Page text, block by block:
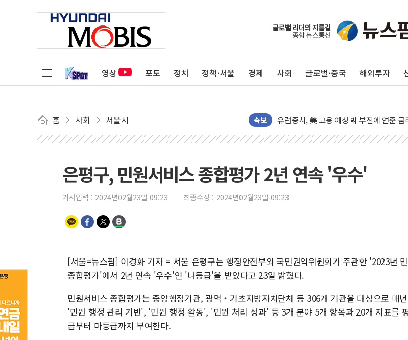
영상 포토 정치 정책·서울 경제 사회 글로벌·중국 해외투자
홈 사회 서울시 속보
뉴욕증시, 고용 쇼크에 금리 인상 우려 후
트럼프, 쿡 연준 이사 해임 재추진…"26
미 연준 매파 기세 꺾이나…고용 감소에 9
[종합] 이슬람 수니파 3국, '공동방위협
美 항소법원, 백악관 무도회장 공사 중단
이란 핵심 원유 수출항 '하르그섬', 최근 1
美 고용 쇼크에 엔화 장중 급등…시장은 "
[AI MY 뉴스] 뉴욕 반도체주 프리뷰...美
뉴욕증시 프리뷰, 美 고용 쇼크에 금리
[종합] 美 7월 고용 2만3000명 감소 '쇼크
[사진] 이슬람 수니파 3개국, 공동방위협
뉴욕증시 개장 전 특징주...아틀라시안·
트럼프 "금리 내려야"…파월 때와 달리 워
특정 정치인 측근 포항시 정책특보 내정설
李 "해남 태양광, 대한민국 다음 100년
은평구, 민원서비스 종합평가 2년 연속 '우수'
기사입력 : 2024년02월23일 09:23 최종수정 : 2024년02월23일 09:23
[서울=뉴스핌] 이경화 기자 = 서울 은평구는 행정안전부와 국민권익위원회가 주관한 '2023년
종합평가'에서 2년 연속 '우수'인 '나등급'을 받았다고 23일 밝혔다.
민원서비스 종합평가는 중앙행정기관, 광역‧기초지방자치단체 등 306개 기관을 대상으로 매
'민원 행정 관리 기반', '민원 행정 활동', '민원 처리 성과' 등 3개 분야 5개 항목과 20개 지표를
급부터 마등급까지 부여한다.